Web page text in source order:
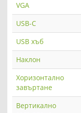
VGA
USB-C
USB хъб
Наклон
Хоризонтално
завъртане
Вертикално